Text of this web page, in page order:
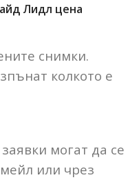
Лидл цена
снимки.
колкото е
могат да се
или чрез